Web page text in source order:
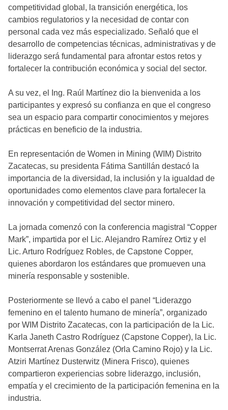
competitividad global, la transición energética, los
cambios regulatorios y la necesidad de contar con
personal cada vez más especializado. Señaló que el
desarrollo de competencias técnicas, administrativas y de
liderazgo será fundamental para afrontar estos retos y
fortalecer la contribución económica y social del sector.
A su vez, el Ing. Raúl Martínez dio la bienvenida a los
participantes y expresó su confianza en que el congreso
sea un espacio para compartir conocimientos y mejores
prácticas en beneficio de la industria.
En representación de Women in Mining (WIM) Distrito
Zacatecas, su presidenta Fátima Santillán destacó la
importancia de la diversidad, la inclusión y la igualdad de
oportunidades como elementos clave para fortalecer la
innovación y competitividad del sector minero.
La jornada comenzó con la conferencia magistral “Copper
Mark”, impartida por el Lic. Alejandro Ramírez Ortiz y el
Lic. Arturo Rodríguez Robles, de Capstone Copper,
quienes abordaron los estándares que promueven una
minería responsable y sostenible.
Posteriormente se llevó a cabo el panel “Liderazgo
femenino en el talento humano de minería”, organizado
por WIM Distrito Zacatecas, con la participación de la Lic.
Karla Janeth Castro Rodríguez (Capstone Copper), la Lic.
Montserrat Arenas González (Orla Camino Rojo) y la Lic.
Atziri Martínez Dusterwitz (Minera Frisco), quienes
compartieron experiencias sobre liderazgo, inclusión,
empatía y el crecimiento de la participación femenina en la
industria.